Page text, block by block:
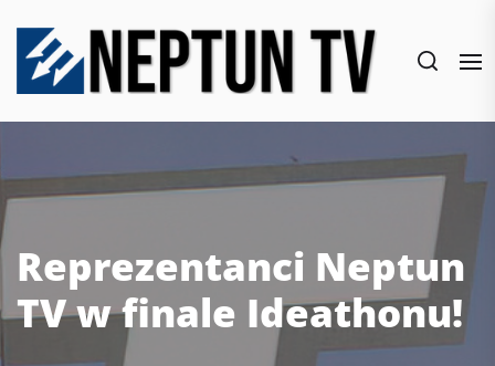
content
Reprezentanci Neptun
TV w finale Ideathonu!